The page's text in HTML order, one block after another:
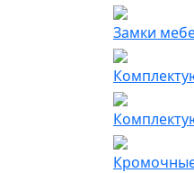
Замки